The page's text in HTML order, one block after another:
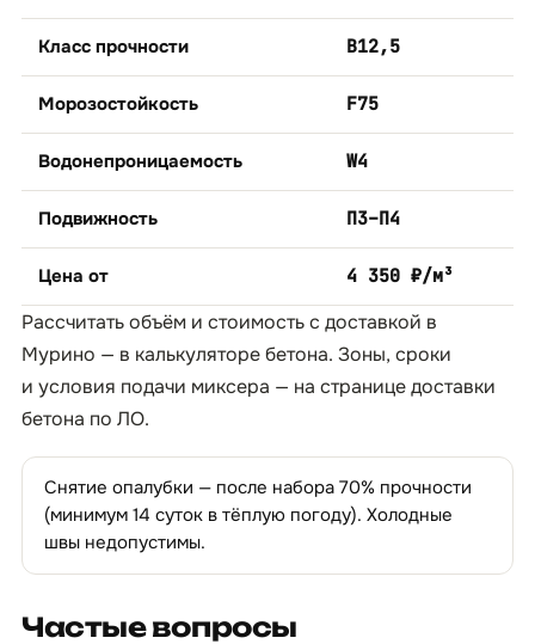
Класс прочности B12,5
Морозостойкость F75
Водонепроницаемость W4
Подвижность П3–П4
Цена от 4 350 ₽/м³
Рассчитать объём и стоимость с доставкой в
Мурино — в калькуляторе бетона. Зоны, сроки
и условия подачи миксера — на страницедоставки
бетона по ЛО.
Снятие опалубки — после набора 70% прочности
(минимум 14 суток в тёплую погоду). Холодные
швы недопустимы.
Частые вопросы